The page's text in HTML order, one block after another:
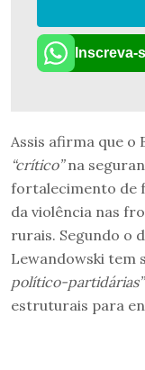
Inscreva-
Assis afirma que o
“crítico”na
fortalecimento de
da violência nas
rurais. Segundo o
Lewandowski tem
político-partidárias”
estruturais para